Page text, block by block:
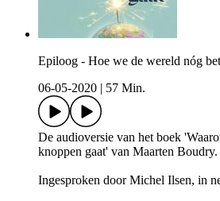
Epiloog - Hoe we de wereld nóg
06-05-2020
57 Min.
De audioversie van het boek
knoppen gaat' van Maarten Boudry.
Ingesproken door Michel Ilsen, in